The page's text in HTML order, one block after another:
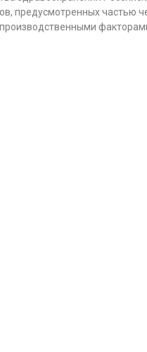
предусмотренных частью